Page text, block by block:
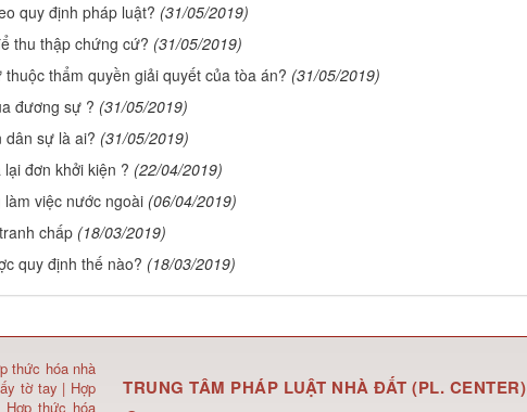
quy định pháp luật? (31/05/2019)
thu thập chứng cứ? (31/05/2019)
thẩm quyền giải quyết của tòa án? (31/05/2019)
đương sự ? (31/05/2019)
sự là ai? (31/05/2019)
đơn khởi kiện ? (22/04/2019)
việc nước ngoài (06/04/2019)
chấp (18/03/2019)
quy định thế nào? (18/03/2019)
thức hóa nhà
tờ tay | Hợp
Hợp thức hóa
TRUNG TÂM PHÁP LUẬT NHÀ ĐẤT (PL. CENTER)